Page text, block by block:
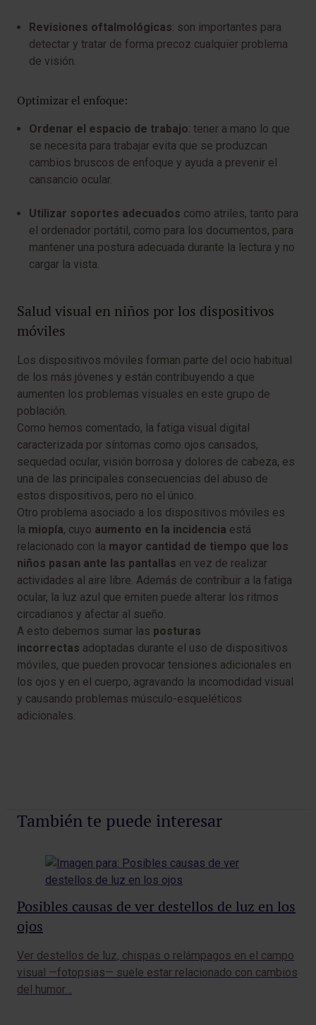
Revisiones oftalmológicas: son importantes para
detectar y tratar de forma precoz cualquier problema
de visión.
Optimizar el enfoque:
Ordenar el espacio de trabajo: tener a mano lo que
se necesita para trabajar evita que se produzcan
cambios bruscos de enfoque y ayuda a prevenir el
cansancio ocular.
Utilizar soportes adecuados como atriles, tanto para
el ordenador portátil, como para los documentos, para
mantener una postura adecuada durante la lectura y no
cargar la vista.
Salud visual en niños por los dispositivos
móviles
Los dispositivos móviles forman parte del ocio habitual
de los más jóvenes y están contribuyendo a que
aumenten los problemas visuales en este grupo de
población.
Como hemos comentado, la fatiga visual digital
caracterizada por síntomas como ojos cansados,
sequedad ocular, visión borrosa y dolores de cabeza, es
una de las principales consecuencias del abuso de
estos dispositivos, pero no el único.
Otro problema asociado a los dispositivos móviles es
la miopía, cuyo aumento en la incidencia está
relacionado con la mayor cantidad de tiempo que los
niños pasan ante las pantallas en vez de realizar
actividades al aire libre. Además de contribuir a la fatiga
ocular, la luz azul que emiten puede alterar los ritmos
circadianos y afectar al sueño.
A esto debemos sumar las posturas
incorrectas adoptadas durante el uso de dispositivos
móviles, que pueden provocar tensiones adicionales en
los ojos y en el cuerpo, agravando la incomodidad visual
y causando problemas músculo-esqueléticos
adicionales.
También te puede interesar
Posibles causas de ver destellos de luz en los
ojos
Ver destellos de luz, chispas o relámpagos en el campo
visual —fotopsias— suele estar relacionado con cambios
del humor…